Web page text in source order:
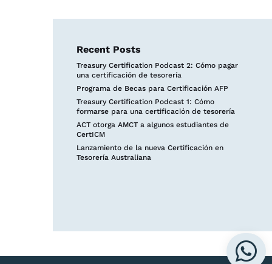
Recent Posts
Treasury Certification Podcast 2: Cómo pagar
una certificación de tesorería
Programa de Becas para Certificación AFP
Treasury Certification Podcast 1: Cómo
formarse para una certificación de tesorería
ACT otorga AMCT a algunos estudiantes de
CertICM
Lanzamiento de la nueva Certificación en
Tesorería Australiana
